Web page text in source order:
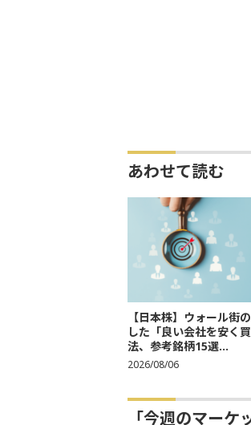
あわせて読む
【日本株】ウォール街
した「良い会社を安く
法、参考銘柄15選...
2026/08/06
「今週のマー